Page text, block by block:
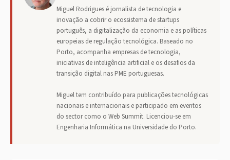
Miguel Rodrigues é jornalista de tecnologia e
inovação a cobrir o ecossistema de startups
português, a digitalização da economia e as políticas
europeias de regulação tecnológica. Baseado no
Porto, acompanha empresas de tecnologia,
iniciativas de inteligência artificial e os desafios da
transição digital nas PME portuguesas.
Miguel tem contribuído para publicações tecnológicas
nacionais e internacionais e participado em eventos
do sector como o Web Summit. Licenciou-se em
Engenharia Informática na Universidade do Porto.